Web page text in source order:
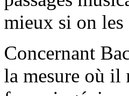
mieux si on
Concernant
la mesure où il